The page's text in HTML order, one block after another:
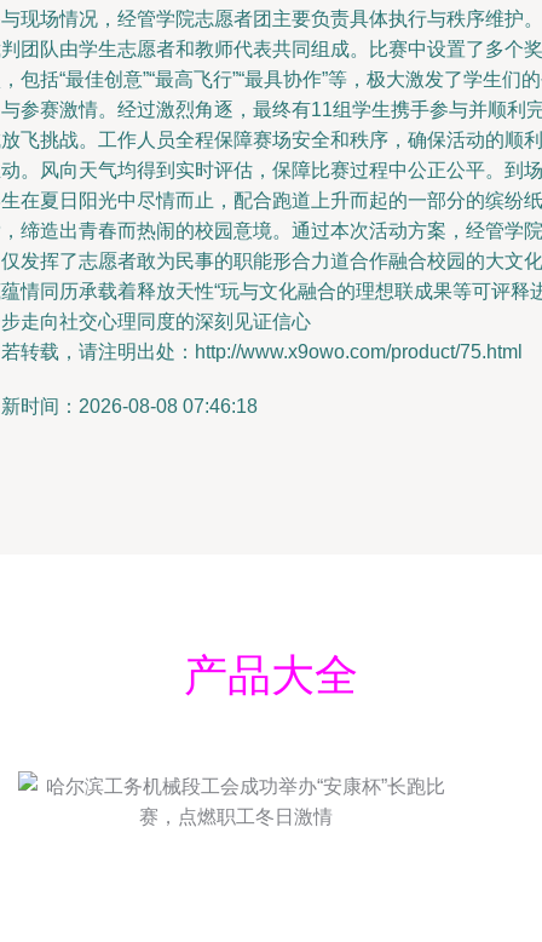
现场情况，经管学院志愿者团主要负责具体执行与秩序维护。
团队由学生志愿者和教师代表共同组成。比赛中设置了多个奖
包括“最佳创意”“最高飞行”“最具协作”等，极大激发了学生们
参赛激情。经过激烈角逐，最终有11组学生携手参与并顺利
飞挑战。工作人员全程保障赛场安全和秩序，确保活动的顺利
。风向天气均得到实时评估，保障比赛过程中公正公平。到场
在夏日阳光中尽情而止，配合跑道上升而起的一部分的缤纷纸
缔造出青春而热闹的校园意境。通过本次活动方案，经管学院
发挥了志愿者敢为民事的职能形合力道合作融合校园的大文化
情同历承载着释放天性“玩与文化融合的理想联成果等可评释
走向社交心理同度的深刻见证信心
转载，请注明出处：http://www.x9owo.com/product/75.html
时间：2026-08-08 07:46:18
产品大全